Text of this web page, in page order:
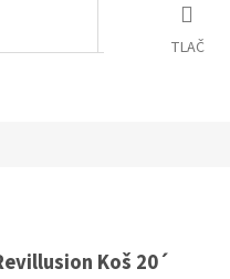
TLAČ
Koš 20´